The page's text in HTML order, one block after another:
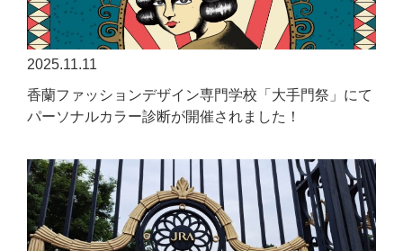
2025.11.11
香蘭ファッションデザイン専門学校「大手門祭」にて
パーソナルカラー診断が開催されました！